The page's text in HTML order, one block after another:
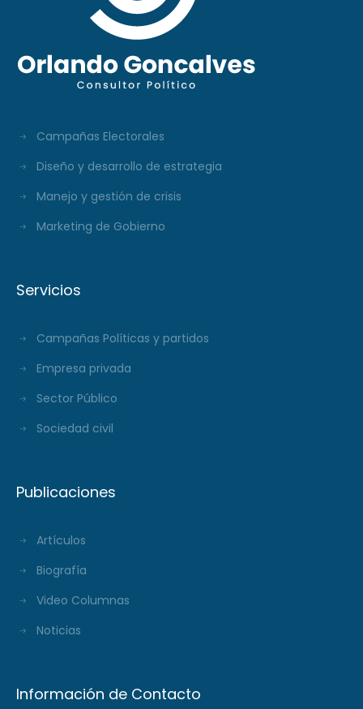
Campañas Electorales
Diseño y desarrollo de estrategia
Manejo y gestión de crisis
Marketing de Gobierno
Servicios
Campañas Políticas y partidos
Empresa privada
Sector Público
Sociedad civil
Publicaciones
Artículos
Biografía
Video Columnas
Noticias
Información de Contacto